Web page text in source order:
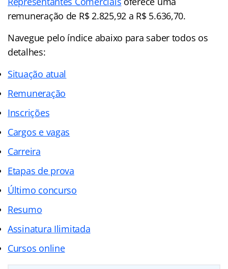
remuneração de R$ 2.825,92 a R$ 5.636,70.
Navegue pelo índice abaixo para saber todos os
detalhes:
Situação atual
Remuneração
Inscrições
Cargos e vagas
Carreira
Etapas de prova
Último concurso
Resumo
Assinatura Ilimitada
Cursos online